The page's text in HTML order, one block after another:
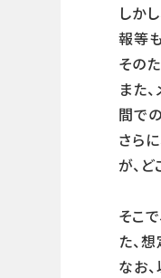
しか
報等
その
また
間で
さら
が、
そこ
た、
なお